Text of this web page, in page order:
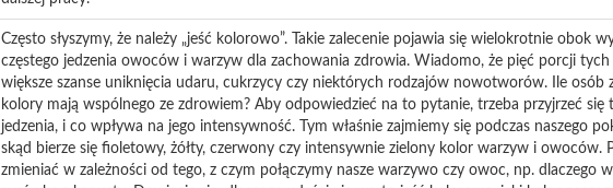
Często słyszymy, że należy „jeść kolorowo”. Takie zalecenie pojawia się wielokrotnie obok
częstego jedzenia owoców i warzyw dla zachowania zdrowia. Wiadomo, że pięć porcji
większe szanse uniknięcia udaru, cukrzycy czy niektórych rodzajów nowotworów. Ile osób
kolory mają wspólnego ze zdrowiem? Aby odpowiedzieć na to pytanie, trzeba przyjrzeć się
jedzenia, i co wpływa na jego intensywność. Tym właśnie zajmiemy się podczas naszego
skąd bierze się fioletowy, żółty, czerwony czy intensywnie zielony kolor warzyw i owoców.
zmieniać w zależności od tego, z czym połączymy nasze warzywo czy owoc, np. dlaczego